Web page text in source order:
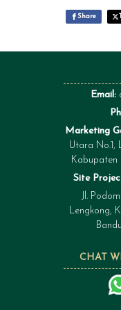
Share
CHAT
Email:
Marketing
Utara No.1,
Kabupaten
Site
Jl.
Lengkong,